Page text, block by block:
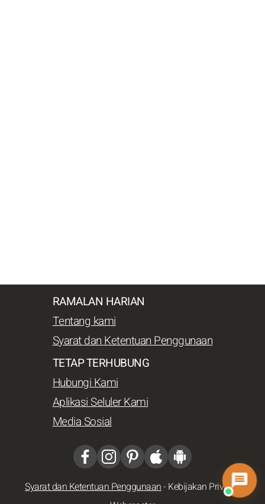
RAMALAN HARIAN
Tentang kami
Syarat dan Ketentuan Penggunaan
TETAP TERHUBUNG
Hubungi Kami
Aplikasi Seluler Kami
Media Sosial
Syarat dan Ketentuan Penggunaan- Kebijakan Privasi-